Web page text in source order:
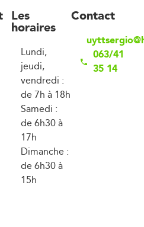
Les
horaires
Lundi,
jeudi,
vendredi :
de 7h à 18h
Samedi :
de 6h30 à
17h
Dimanche :
de 6h30 à
15h
Contact
063/41
35 14